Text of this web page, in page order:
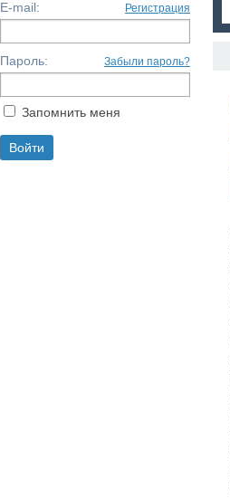
E-mail: Регистрация
Пароль: Забыли пароль?
Запомнить меня